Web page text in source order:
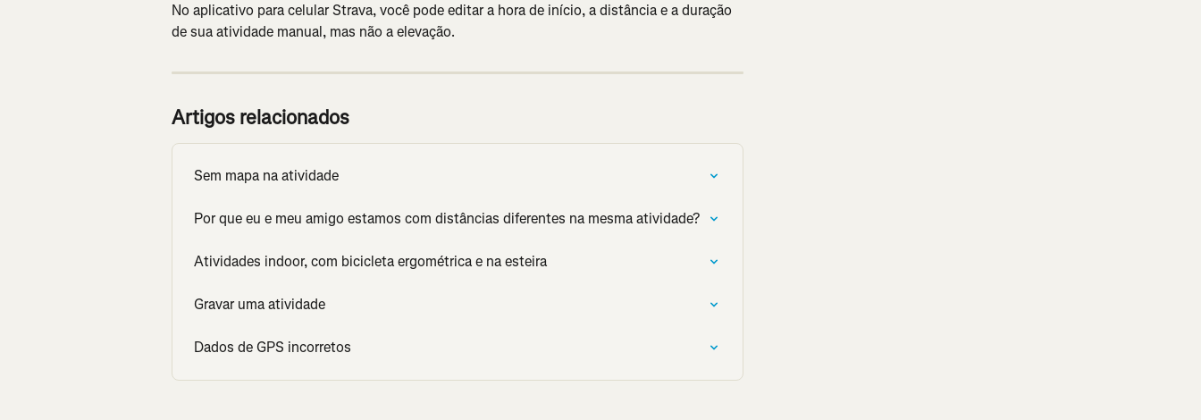
No aplicativo para celular Strava, você pode editar a hora de início, a distância e a duração
de sua atividade manual, mas não a elevação.
Artigos relacionados
Sem mapa na atividade
Por que eu e meu amigo estamos com distâncias diferentes na mesma atividade?
Atividades indoor, com bicicleta ergométrica e na esteira
Gravar uma atividade
Dados de GPS incorretos